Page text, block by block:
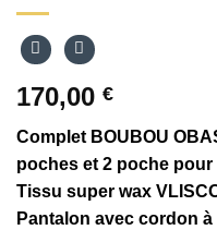
170,00 €
Complet BOUBOU
poches et 2 poche pour
Tissu super wax
Pantalon avec cordon